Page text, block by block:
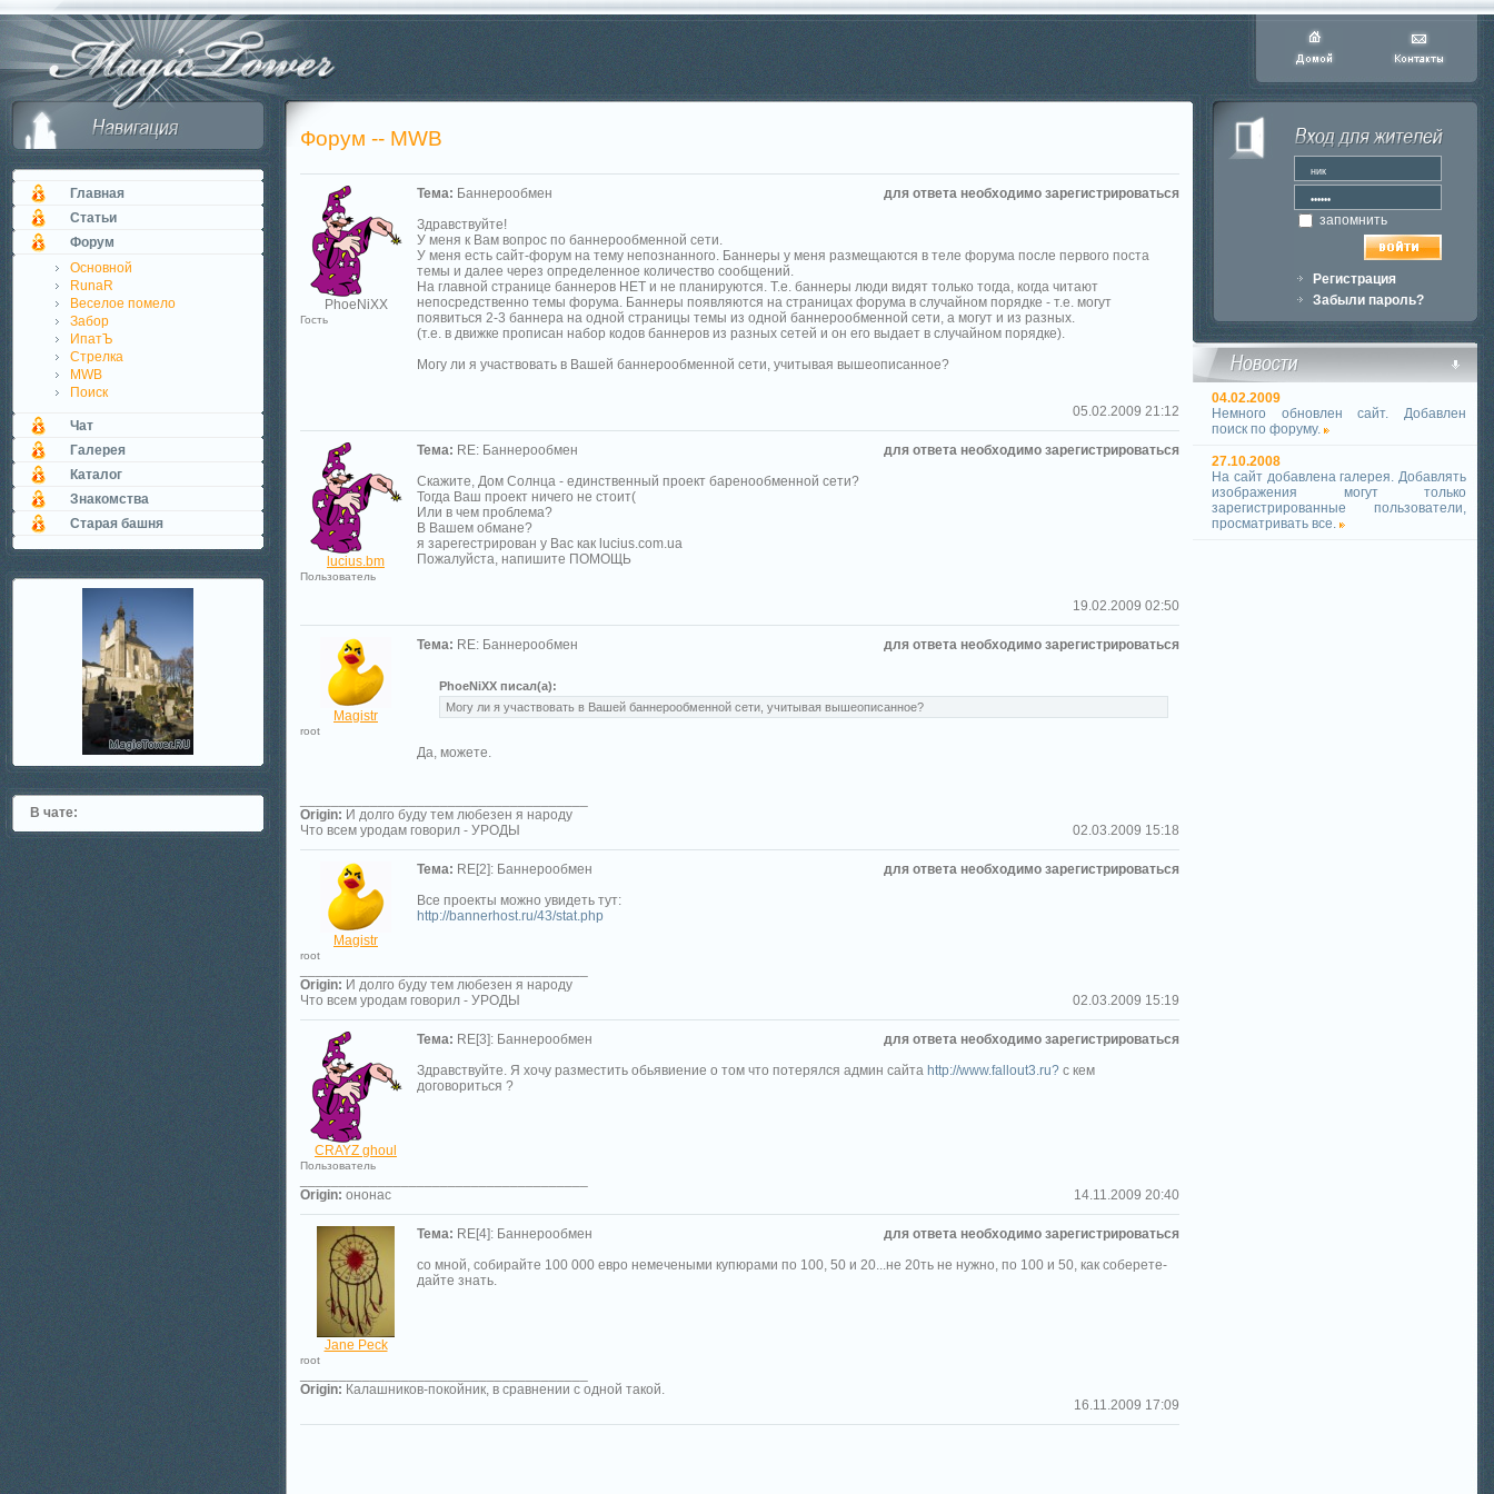
Главная
Статьи
Форум
Основной
RunaR
Веселое помело
Забор
ИпатЪ
Стрелка
MWB
Поиск
Чат
Галерея
Каталог
Знакомства
Старая башня
В чате:
Форум -- MWB
PhoeNiXX
Гость
Тема: Баннерообмен
для ответа необходимо зарегистрироваться
Здравствуйте!
У меня к Вам вопрос по баннерообменной сети.
У меня есть сайт-форум на тему непознанного. Баннеры у меня размещаются в теле форума после первого поста
темы и далее через определенное количество сообщений.
На главной странице баннеров НЕТ и не планируются. Т.е. баннеры люди видят только тогда, когда читают
непосредственно темы форума. Баннеры появляются на страницах форума в случайном порядке - т.е. могут
появиться 2-3 баннера на одной страницы темы из одной баннерообменной сети, а могут и из разных.
(т.е. в движке прописан набор кодов баннеров из разных сетей и он его выдает в случайном порядке).
Могу ли я участвовать в Вашей баннерообменной сети, учитывая вышеописанное?
05.02.2009 21:12
lucius.bm
Пользователь
Тема: RE: Баннерообмен
для ответа необходимо зарегистрироваться
Скажите, Дом Солнца - единственный проект баренообменной сети?
Тогда Ваш проект ничего не стоит(
Или в чем проблема?
В Вашем обмане?
я зарегестрирован у Вас как lucius.com.ua
Пожалуйста, напишите ПОМОЩЬ
19.02.2009 02:50
Magistr
root
Тема: RE: Баннерообмен для ответа необходимо зарегистрироваться
PhoeNiXX писал(а):
Могу ли я участвовать в Вашей баннерообменной сети, учитывая вышеописанное?
Да, можете.
Origin: И долго буду тем любезен я народу
Что всем уродам говорил - УРОДЫ
02.03.2009 15:18
Magistr
root
Тема: RE[2]: Баннерообмен
для ответа необходимо зарегистрироваться
Все проекты можно увидеть тут:
http://bannerhost.ru/43/stat.php
Origin: И долго буду тем любезен я народу
Что всем уродам говорил - УРОДЫ
02.03.2009 15:19
CRAYZ ghoul
Пользователь
Тема: RE[3]: Баннерообмен
для ответа необходимо зарегистрироваться
Здравствуйте. Я хочу разместить обьявиение о том что потеpялся админ сайта http://www.fallout3.ru? с кем
договориться ?
Origin: oнoнac 14.11.2009 20:40
Jane Peck
root
Тема: RE[4]: Баннерообмен
для ответа необходимо зарегистрироваться
со мной, собирайте 100 000 евро немечеными купюрами по 100, 50 и 20...не 20ть не нужно, по 100 и 50, как соберете-
дайте знать.
Origin: Калашников-покойник, в сравнении с одной такой.
16.11.2009 17:09
запомнить
Регистрация
Забыли пароль?
04.02.2009
Немного обновлен сайт. Добавлен
поиск по форуму.
27.10.2008
На сайт добавлена галерея. Добавлять
изображения могут только
зарегистрированные пользователи,
просматривать все.